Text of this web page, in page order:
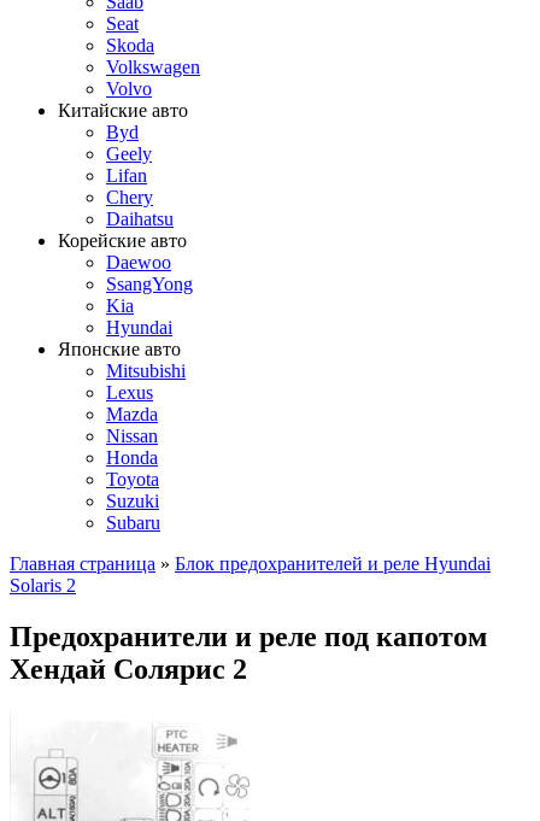
Seat
Skoda
Volkswagen
Volvo
Китайские авто
Byd
Geely
Lifan
Chery
Daihatsu
Корейские авто
Daewoo
SsangYong
Kia
Hyundai
Японские авто
Mitsubishi
Lexus
Mazda
Nissan
Honda
Toyota
Suzuki
Subaru
Главная страница » Блок предохранителей и реле Hyundai
Solaris 2
Предохранители и реле под капотом
Хендай Солярис 2